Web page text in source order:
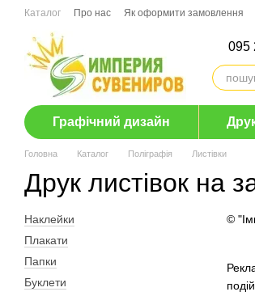
Перейти до основного контенту
Каталог Про нас Як оформити замовлення
095
Графічний дизайн
Головна Каталог Поліграфія Листівки
Друк листівок на
©
Наклейки
Плакати
Папки
Буклети